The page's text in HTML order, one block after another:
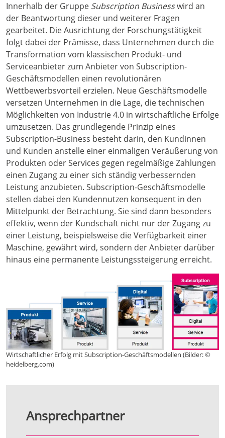
Innerhalb der Gruppe Subscription Businesswird an
der Beantwortung dieser und weiterer Fragen
gearbeitet. Die Ausrichtung der Forschungstätigkeit
folgt dabei der Prämisse, dass Unternehmen durch die
Transformation vom klassischen Produkt- und
Serviceanbieter zum Anbieter von Subscription-
Geschäftsmodellen einen revolutionären
Wettbewerbsvorteil erzielen. Neue Geschäftsmodelle
versetzen Unternehmen in die Lage, die technischen
Möglichkeiten von Industrie 4.0 in wirtschaftliche Erfolge
umzusetzen. Das grundlegende Prinzip eines
Subscription-Business besteht darin, den Kundinnen
und Kunden anstelle einer einmaligen Veräußerung von
Produkten oder Services gegen regelmäßige Zahlungen
einen Zugang zu einer sich ständig verbessernden
Leistung anzubieten. Subscription-Geschäftsmodelle
stellen dabei den Kundennutzen konsequent in den
Mittelpunkt der Betrachtung. Sie sind dann besonders
effektiv, wenn der Kundschaft nicht nur der Zugang zu
einer Leistung, beispielsweise die Verfügbarkeit einer
Maschine, gewährt wird, sondern der Anbieter darüber
hinaus eine permanente Leistungssteigerung erreicht.
Wirtschaftlicher Erfolg mit Subscription-Geschäftsmodellen (Bilder: ©
heidelberg.com)
Ansprechpartner